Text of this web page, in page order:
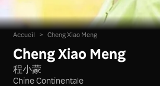
Accueil > Cheng Xiao Meng
Cheng Xiao Meng
程小蒙
Chine Continentale